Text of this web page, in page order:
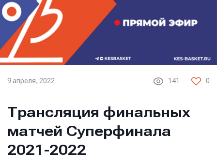
9 апреля, 2022 141 0
Трансляция финальных
матчей Суперфинала
2021-2022